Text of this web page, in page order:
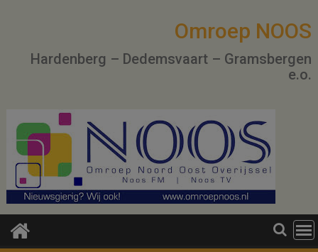
Omroep NOOS
Hardenberg – Dedemsvaart – Gramsbergen
e.o.